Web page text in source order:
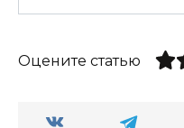
Оцените статью